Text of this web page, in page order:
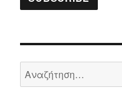
Αναζήτηση
για: